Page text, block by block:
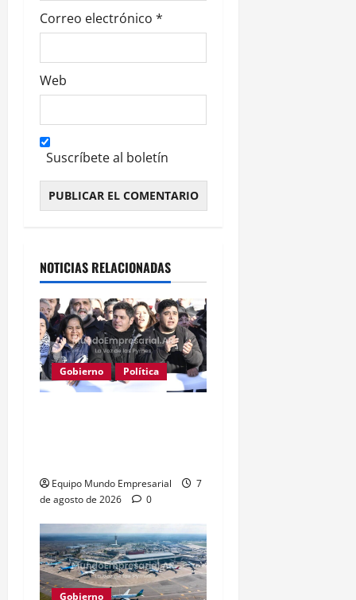
Correo electrónico *
Web
Suscríbete al boletín
NOTICIAS RELACIONADAS
Gobierno Política
Equipo Mundo Empresarial
7
de agosto de 2026
0
Gobierno